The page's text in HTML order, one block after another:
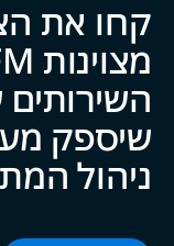
קחו את
שיספק
ניהול